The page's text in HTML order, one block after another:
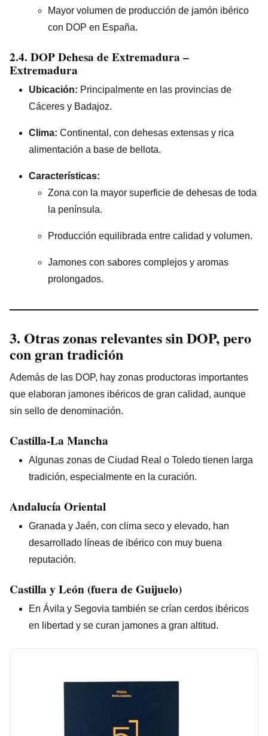
Mayor volumen de producción de jamón ibérico
con DOP en España.
2.4. DOPDehesa de Extremadura–
Extremadura
Ubicación: Principalmente en las provincias de
Cáceres y Badajoz.
Clima: Continental, con dehesas extensas y rica
alimentación a base de bellota.
Características:
Zona con la mayor superficie de dehesas de toda
la península.
Producción equilibrada entre calidad y volumen.
Jamones con sabores complejos y aromas
prolongados.
3. Otras zonas relevantes sin DOP, pero
con gran tradición
Además de las DOP, hay zonas productoras importantes
que elaboran jamones ibéricos de gran calidad, aunque
sin sello de denominación.
Castilla-La Mancha
Algunas zonas de Ciudad Real o Toledo tienen larga
tradición, especialmente en la curación.
Andalucía Oriental
Granada y Jaén, con clima seco y elevado, han
desarrollado líneas de ibérico con muy buena
reputación.
Castilla y León (fuera de Guijuelo)
En Ávila y Segovia también se crían cerdos ibéricos
en libertad y se curan jamones a gran altitud.